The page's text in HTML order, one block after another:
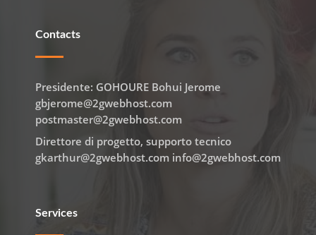
Contacts
Presidente: GOHOURE Bohui Jerome
gbjerome@2gwebhost.com
postmaster@2gwebhost.com
Direttore di progetto, supporto tecnico
gkarthur@2gwebhost.com info@2gwebhost.com
Services